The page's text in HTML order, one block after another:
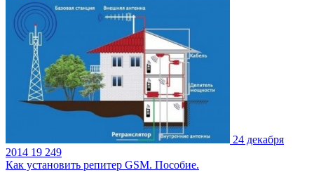
24 декабря
2014 19 249
Как установить репитер GSM. Пособие.